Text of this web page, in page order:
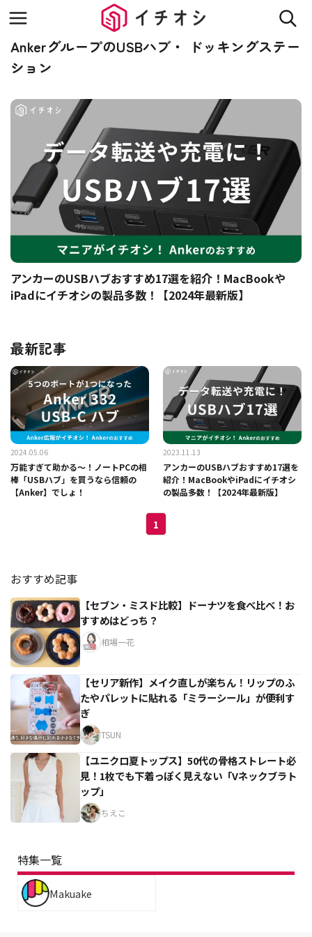
AnkerグループのUSBハブ・ ドッキングステー
ション
アンカーのUSBハブおすすめ17選を紹介！MacBookや
iPadにイチオシの製品多数！【2024年最新版】
最新記事
2024.05.06
万能すぎて助かる～！ノートPCの相
棒「USBハブ」を買うなら信頼の
【Anker】でしょ！
2023.11.13
アンカーのUSBハブおすすめ17選を
紹介！MacBookやiPadにイチオシ
の製品多数！【2024年最新版】
1
おすすめ記事
【セブン・ミスド比較】ドーナツを食べ比べ！お
すすめはどっち？
相場一花
【セリア新作】メイク直しが楽ちん！リップのふ
たやパレットに貼れる「ミラーシール」が便利す
ぎ
TSUN
【ユニクロ夏トップス】50代の骨格ストレート必
見！1枚でも下着っぽく見えない「Vネックブラト
ップ」
ちえこ
特集一覧
Makuake